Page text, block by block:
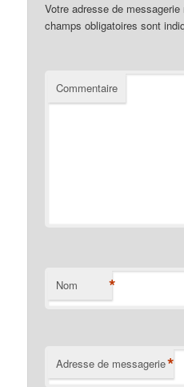
Votre adresse de
champs obligatoires sont
Commentaire
Nom *
Adresse de messagerie*